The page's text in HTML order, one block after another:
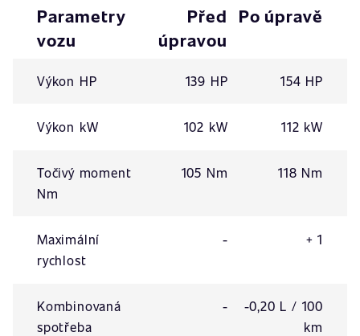
Parametry
vozu
Před
úpravou
Po úpravě
Výkon HP 139 HP 154 HP
Výkon kW 102 kW 112 kW
Točivý moment
Nm
105 Nm 118 Nm
Maximální
rychlost
- + 1
Kombinovaná
spotřeba
-
-0,20 L / 100
km